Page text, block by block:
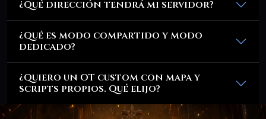
¿Qué dirección tendrá mi servidor?
¿Qué es modo compartido y modo
dedicado?
¿Quiero un OT custom con mapa y
scripts propios. Qué elijo?